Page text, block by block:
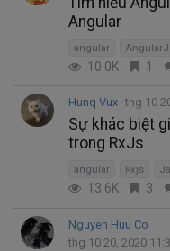
Angular
angular
10.0K 1
Hunq Vux thg 10
Sự khác biệt
trong RxJs
angular Rxjs
13.6K 3
Nguyen Huu Co
thg 10 20, 2020